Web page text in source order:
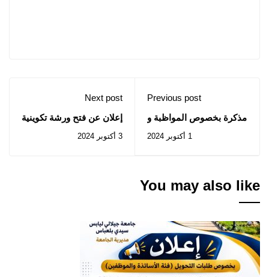
Previous post
مذكرة بخصوص المواظبة و
الانضباط في العمل
1 أكتوبر 2024
Next post
إعلان عن فتح ورشة تكوينية
في اللغة الإنجليزية
2024/2025
3 أكتوبر 2024
You may also like